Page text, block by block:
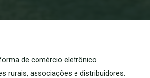
de comércio eletrônico
rurais, associações e distribuidores.